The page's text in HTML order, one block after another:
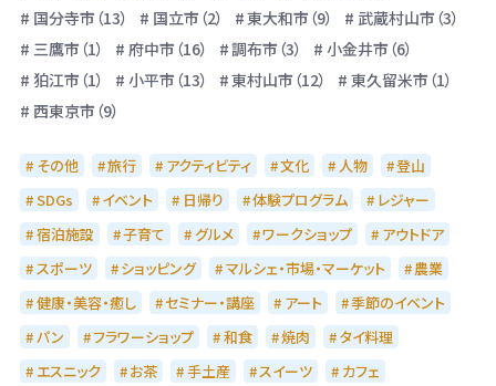
国分寺市（13）
国立市（2） 東大和市（9）
武蔵村山市（3）
三鷹市（1）
府中市（16） 調布市（3）
小金井市（6）
狛江市（1）
小平市（13） 東村山市（12）
東久留米市（1）
西東京市（9）
その他 旅行 アクティビティ 文化 人物
登山
SDGs
イベント 日帰り 体験プログラム
レジャー
宿泊施設
子育て グルメ ワークショップ
アウトドア
スポーツ
ショッピング マルシェ・市場・マーケット
農業
健康・美容・癒し
セミナー・講座 アート
季節のイベント
パン
フラワーショップ 和食 焼肉
タイ料理
エスニック
お茶 手土産 スイーツ
カフェ